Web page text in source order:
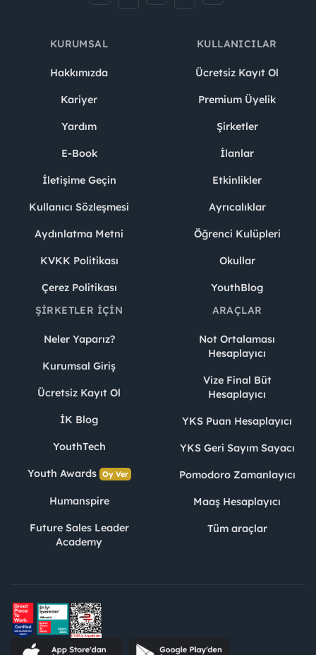
KURUMSAL
Hakkımızda
Kariyer
Yardım
E-Book
İletişime Geçin
Kullanıcı Sözleşmesi
Aydınlatma Metni
KVKK Politikası
Çerez Politikası
KULLANICILAR
Ücretsiz Kayıt Ol
Premium Üyelik
Şirketler
İlanlar
Etkinlikler
Ayrıcalıklar
Öğrenci Kulüpleri
Okullar
YouthBlog
ŞIRKETLER İÇIN
Neler Yaparız?
Kurumsal Giriş
Ücretsiz Kayıt Ol
İK Blog
YouthTech
Youth Awards Oy Ver
Humanspire
Future Sales Leader
Academy
ARAÇLAR
Not Ortalaması
Hesaplayıcı
Vize Final Büt
Hesaplayıcı
YKS Puan Hesaplayıcı
YKS Geri Sayım Sayacı
Pomodoro Zamanlayıcı
Maaş Hesaplayıcı
Tüm araçlar